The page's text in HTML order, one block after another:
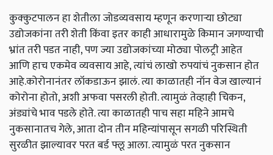
कुक्कुटपालन हा शेतीला जोडव्यवसाय म्हणून करणाऱ्या छोट्या
उद्योजकांना तरी शेती किंवा इतर काही आधारामुळे किमान जगण्याची
भ्रांत तरी पडत नाही, पण ज्या उद्योजकांच्या मोठ्या पोलट्री आहेत
आणि हाच एकमेव व्यवसाय आहे, त्यांचं लाखो रुपयांचं नुकसान होत
आहे.कोरोनानंतर लॉकडाऊन झालं. त्या काळातही नॉन वेज खाल्यानं
कोरोना होतो, अशी अफवा पसरली होती. त्यामुळं तेव्हाही चिकन,
अंड्यांचे भाव पडले होते. त्या काळातही पाच सहा महिने आमचे
नुकसानातच गेले, आता दोन तीन महिन्यांपासून सगळी परिस्थिती
सुरळीत झाल्यावर परत बर्ड फ्लू आला. त्यामुळं परत नुकसान